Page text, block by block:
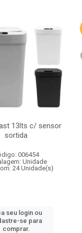
13lts c/ sensor
sortida
006454
Unidade
24 Unidade(s)
seu login ou
se para
comprar.